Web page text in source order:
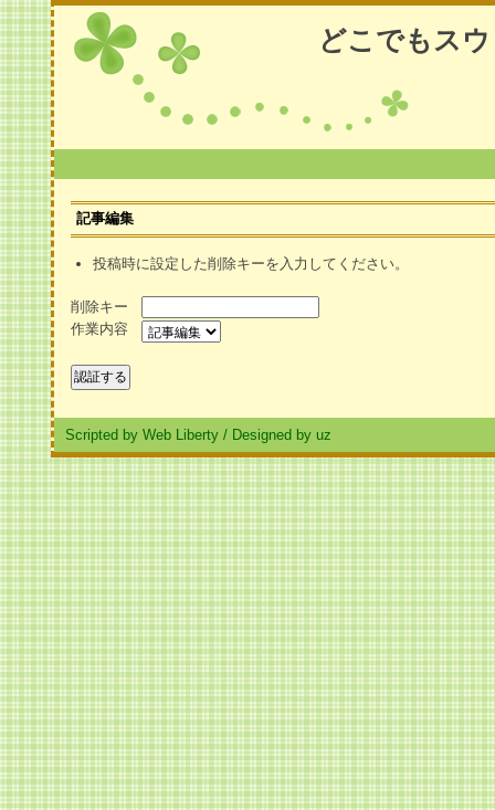
どこでもス
記事編集
投稿時に設定した削除キーを入力してください。
削除キー
作業内容
Scripted by Web Liberty / Designed by uz